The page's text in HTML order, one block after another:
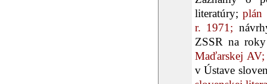
literatúry; plán
r. 1971;
ZSSR na
Maďarskej AV;
v Ústave